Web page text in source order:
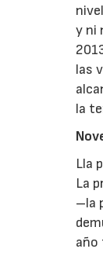
y ni
las
la
Lla
La
–la
año